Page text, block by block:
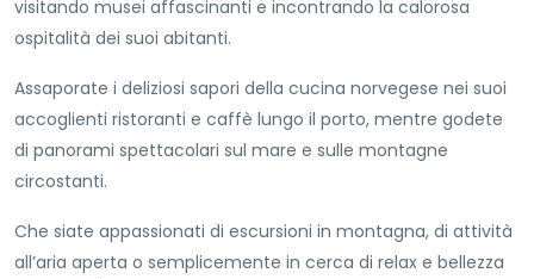
visitando musei affascinanti e incontrando la calorosa
ospitalità dei suoi abitanti.
Assaporate i deliziosi sapori della cucina norvegese nei suoi
accoglienti ristoranti e caffè lungo il porto, mentre godete
di panorami spettacolari sul mare e sulle montagne
circostanti.
Che siate appassionati di escursioni in montagna, di attività
all’aria aperta o semplicemente in cerca di relax e bellezza